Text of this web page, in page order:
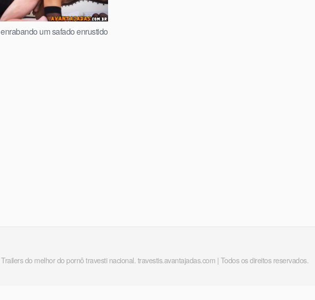
um safado enrustido
do melhor do pornô travesti nacional. travestis.avantajadas.com | Todos os direitos reservados.